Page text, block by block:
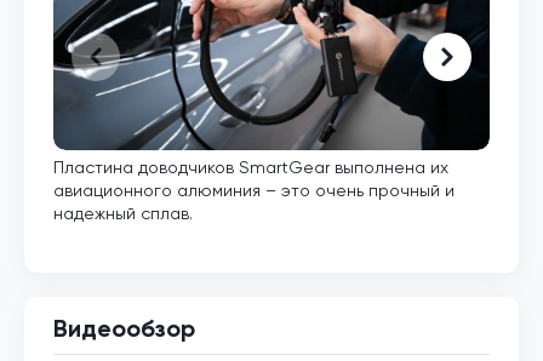
Пластина доводчиков SmartGear выполнена их
авиационного алюминия – это очень прочный и
надежный сплав.
Видеообзор